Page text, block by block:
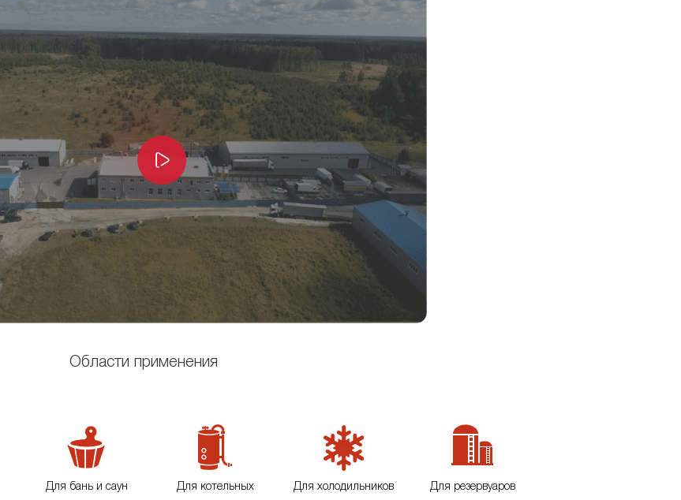
Области применения
Для бань и саун Для котельных Для холодильников Для резервуаров